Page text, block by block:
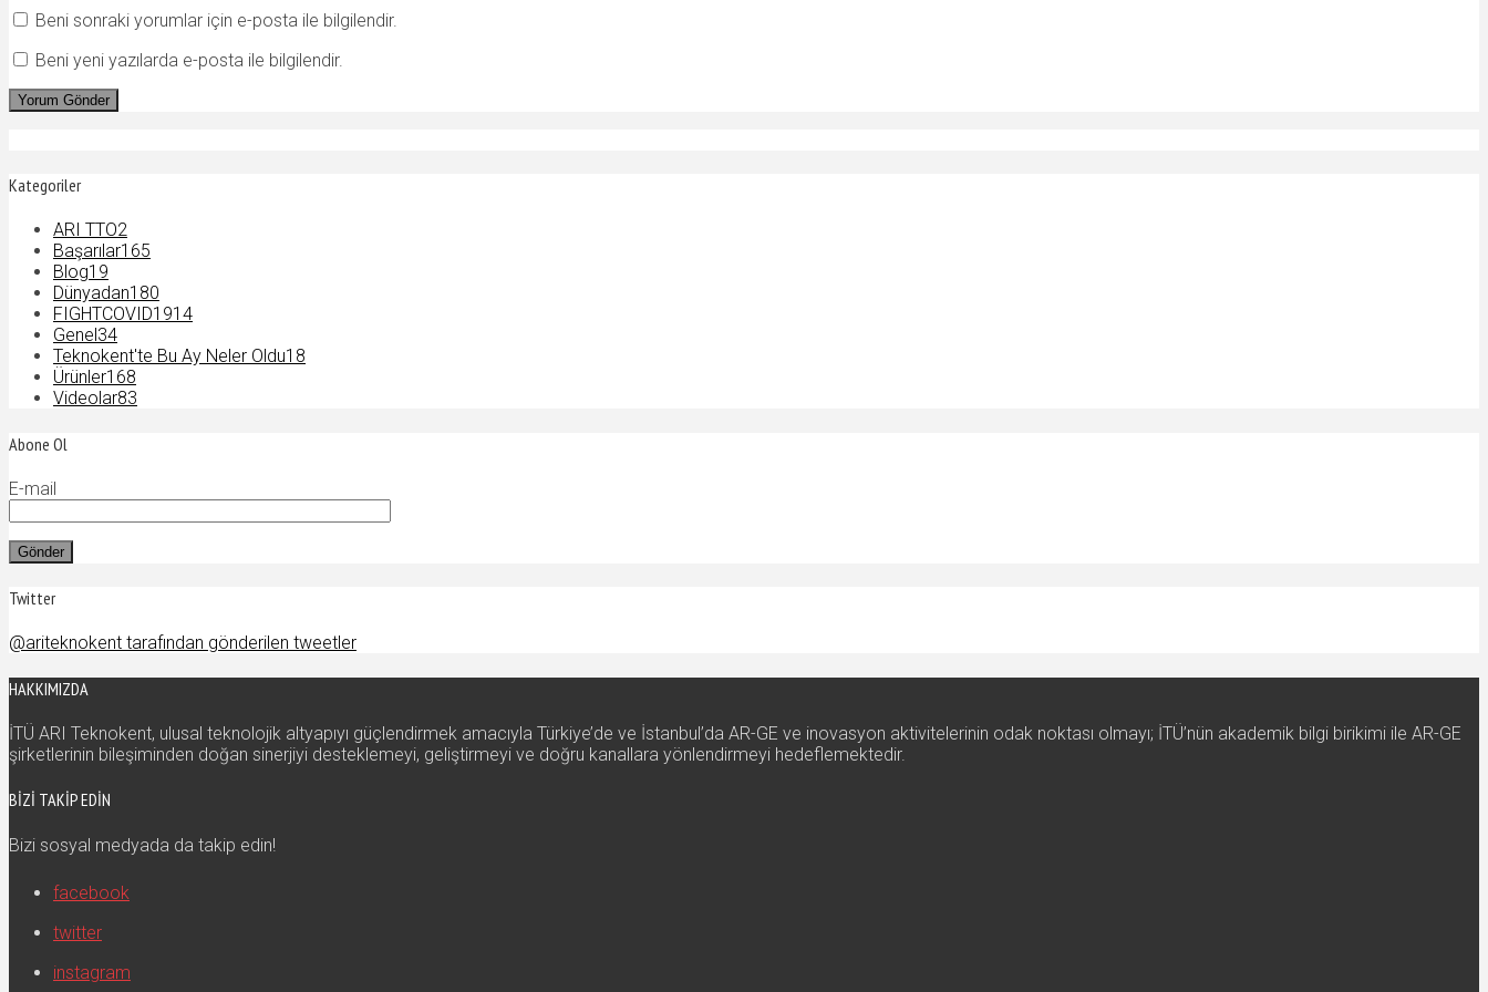
Beni sonraki yorumlar için e-posta ile bilgilendir.
Beni yeni yazılarda e-posta ile bilgilendir.
Kategoriler
ARI TTO2
Başarılar165
Blog19
Dünyadan180
FIGHTCOVID1914
Genel 34
Teknokent'te Bu Ay Neler Oldu18
Ürünler168
Videolar83
Abone Ol
E-mail
Twitter
@ariteknokent tarafından gönderilen tweetler
HAKKIMIZDA
İTÜ ARI Teknokent, ulusal teknolojik altyapıyı güçlendirmek amacıyla Türkiye’de ve İstanbul’da AR-GE ve inovasyon aktivitelerinin odak noktası olmayı; İTÜ’nün akademik bilgi birikimi ile AR-GE
şirketlerinin bileşiminden doğan sinerjiyi desteklemeyi, geliştirmeyi ve doğru kanallara yönlendirmeyi hedeflemektedir.
BIZI TAKIP EDIN
Bizi sosyal medyada da takip edin!
facebook
twitter
instagram